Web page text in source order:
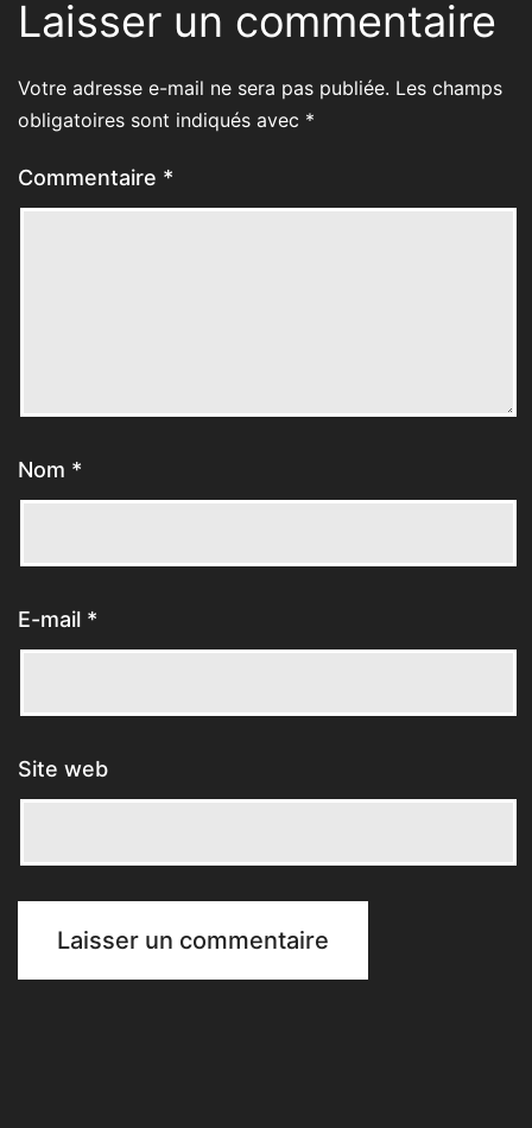
Laisser un commentaire
Votre adresse e-mail ne sera pas publiée. Les champs
obligatoires sont indiqués avec *
Commentaire *
Nom *
E-mail *
Site web